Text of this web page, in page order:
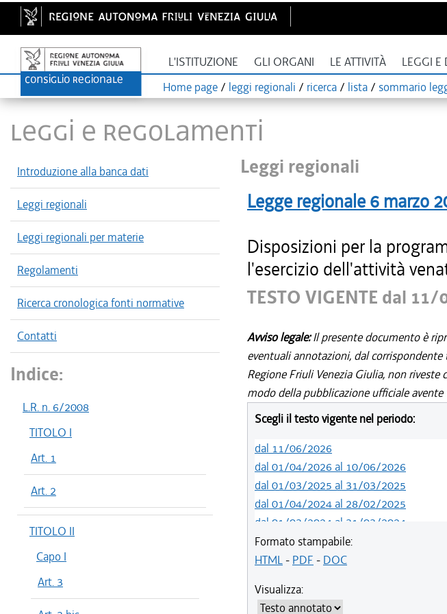
L'ISTITUZIONE GLI ORGANI LE ATTIVITÀ LEGGI E
Home page / leggi regionali / ricerca / lista / sommario
LEGGI E REGOLAMENTI
Introduzione alla banca dati
Leggi regionali
Leggi regionali per materie
Regolamenti
Ricerca cronologica fonti normative
Contatti
Indice:
L.R. n. 6/2008
TITOLO I
Art. 1
Art. 2
TITOLO II
Capo I
Art. 3
Leggi regionali
Legge regionale 6 marzo
Disposizioni per la
l'esercizio dell'attività
TESTO VIGENTE dal
Avviso legale:Il presente documento è
eventuali annotazioni, dal
Regione Friuli Venezia Giulia, non
modo della pubblicazione ufficiale avente
Scegli il testo vigente nel periodo:
dal 11/06/2026
dal 01/04/2026 al 10/06/2026
dal 01/03/2025 al 31/03/2025
dal 01/04/2024 al 28/02/2025
dal 01/03/2024 al 31/03/2024
dal 01/01/2024 al 29/02/2024
dal 03/09/2023 al 31/12/2023
dal 07/03/2023 al 31/03/2023
Formato stampabile:
HTML- PDF - DOC
Visualizza: